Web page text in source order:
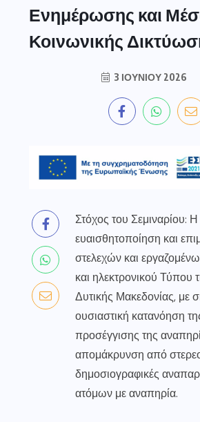
Ενημέρωσης και
Κοινωνικής
3 ΙΟΥΝΊΟΥ 2026
Στόχος του Σεμιναρίου: Η
ευαισθητοποίηση και
στελεχών και
και ηλεκτρονικού Τύπου
Δυτικής Μακεδονίας, με
ουσιαστική κατανόηση
προσέγγισης της
απομάκρυνση από
δημοσιογραφικές
ατόμων με αναπηρία.